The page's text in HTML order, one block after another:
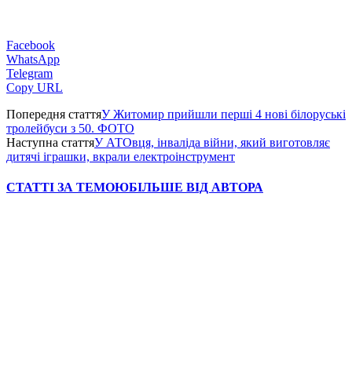
Facebook
WhatsApp
Telegram
Copy URL
Попередня статтяУ Житомир прийшли перші 4 нові білоруські
тролейбуси з 50. ФОТО
Наступна статтяУ АТОвця, інваліда війни, який виготовляє
дитячі іграшки, вкрали електроінструмент
СТАТТІ ЗА ТЕМОЮБІЛЬШЕ ВІД АВТОРА